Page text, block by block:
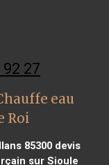
27
eau
Roi
85300devis
sur Sioule